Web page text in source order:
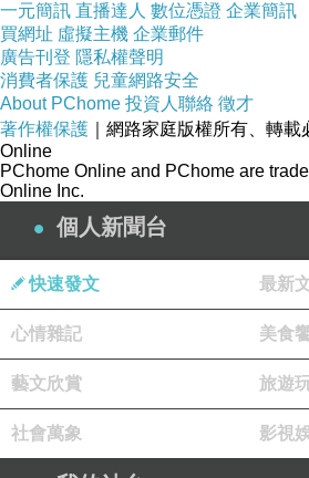
一元簡訊 直播達人 數位憑證 企業簡訊
買網址 虛擬主機 企業郵件
廣告刊登 隱私權聲明
消費者保護 兒童網路安全
About PChome 投資人聯絡 徵才
著作權保護 ｜網路家庭版權所有、轉載
Online
PChome Online and PChome are
Online Inc.
個人新聞台
快速發文 最新
心情雜記 美食
藝文欣賞 旅遊
社會萬象 影視